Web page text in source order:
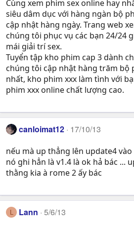
Cùng xem phim sex online hay
siêu dâm dục với hàng ngàn bộ
cập nhật hàng ngày. Trang web
chúng tôi phục vụ các bạn 24/24
mái giải trí sex.
Tuyển tập kho phim cap 3 dành
chúng tôi cập nhật hàng trăm bộ
nhất, kho phim xxx làm tình với
phim xxx online chất lượng cao.
canloimat12 17/10/13
nếu mà up thẳng lên update4
nó ghi hẳn là v1.4 là ok hả bác ...
thằng kia à rome 2 ấy bác
L Lann 5/6/13